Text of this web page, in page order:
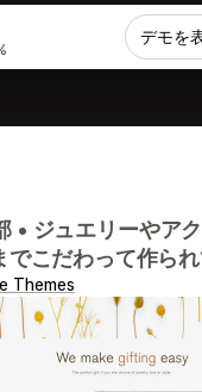
デモを
• ジュエリーやア
こだわって作られ
Themes